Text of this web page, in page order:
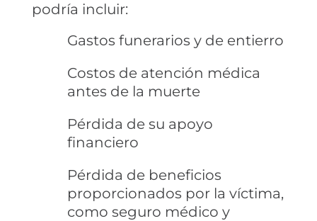
podría incluir:
Gastos funerarios y de entierro
Costos de atención médica
antes de la muerte
Pérdida de su apoyo
financiero
Pérdida de beneficios
proporcionados por la víctima,
como seguro médico y